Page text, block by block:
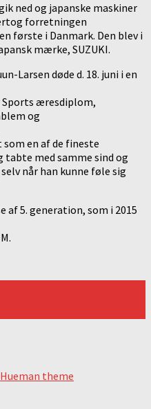
ned og japanske maskiner
forretningen
første i Danmark. Den blev i
mærke, SUZUKI.
Larsen døde d. 18. juni i en
Sports æresdiplom,
og
en af de fineste
med samme sind og
når han kunne føle sig
af 5. generation, som i 2015
Hueman theme